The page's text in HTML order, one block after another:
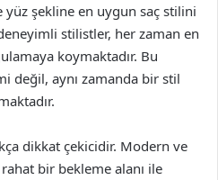
şekline en uygun saç stilini
stilistler, her zaman en
koymaktadır. Bu
değil, aynı zamanda bir stil
dikkat çekicidir. Modern ve
bir bekleme alanı ile